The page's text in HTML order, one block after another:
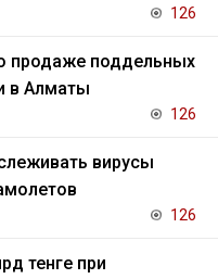
126
продаже поддельных
в Алматы
126
вирусы
126
тенге при